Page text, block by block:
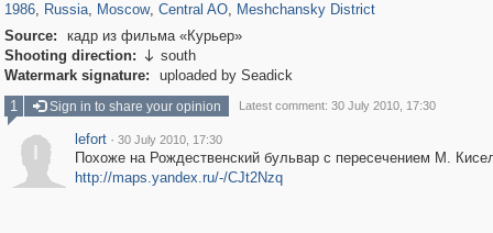
1986, Russia, Moscow, Central AO, Meshchansky District
Source:
кадр из фильма «Курьер»
Shooting direction:  south
Watermark signature:
uploaded by Seadick
1
Sign in to share your opinion Latest comment: 30 July 2010, 17:30
lefort · 30 July 2010, 17:30
Похоже на Рождественский бульвар с пересечением М.
http://maps.yandex.ru/-/CJt2Nzq